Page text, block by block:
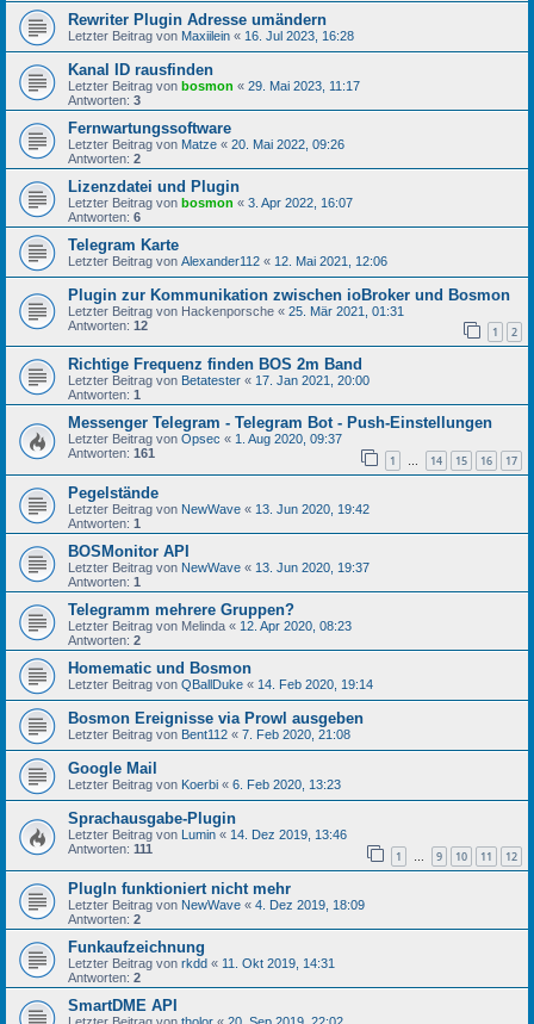
Rewriter Plugin Adresse umändern
Letzter Beitrag von Maxiilein « 16. Jul 2023, 16:28
Kanal ID rausfinden
Letzter Beitrag von bosmon « 29. Mai 2023, 11:17
Antworten: 3
Fernwartungssoftware
Letzter Beitrag von Matze « 20. Mai 2022, 09:26
Antworten: 2
Lizenzdatei und Plugin
Letzter Beitrag von bosmon « 3. Apr 2022, 16:07
Antworten: 6
Telegram Karte
Letzter Beitrag von Alexander112 « 12. Mai 2021, 12:06
Plugin zur Kommunikation zwischen ioBroker und Bosmon
Letzter Beitrag von Hackenporsche « 25. Mär 2021, 01:31
Antworten: 12 1 2
Richtige Frequenz finden BOS 2m Band
Letzter Beitrag von Betatester « 17. Jan 2021, 20:00
Antworten: 1
Messenger Telegram - Telegram Bot - Push-Einstellungen
Letzter Beitrag von Opsec « 1. Aug 2020, 09:37
Antworten: 161 1 … 14 15 16 17
Pegelstände
Letzter Beitrag von NewWave « 13. Jun 2020, 19:42
Antworten: 1
BOSMonitor API
Letzter Beitrag von NewWave « 13. Jun 2020, 19:37
Antworten: 1
Telegramm mehrere Gruppen?
Letzter Beitrag von Melinda « 12. Apr 2020, 08:23
Antworten: 2
Homematic und Bosmon
Letzter Beitrag von QBallDuke « 14. Feb 2020, 19:14
Bosmon Ereignisse via Prowl ausgeben
Letzter Beitrag von Bent112 « 7. Feb 2020, 21:08
Google Mail
Letzter Beitrag von Koerbi « 6. Feb 2020, 13:23
Sprachausgabe-Plugin
Letzter Beitrag von Lumin « 14. Dez 2019, 13:46
Antworten: 111 1 … 9 10 11 12
PlugIn funktioniert nicht mehr
Letzter Beitrag von NewWave « 4. Dez 2019, 18:09
Antworten: 2
Funkaufzeichnung
Letzter Beitrag von rkdd « 11. Okt 2019, 14:31
Antworten: 2
SmartDME API
Letzter Beitrag von tholor « 20. Sep 2019, 22:02